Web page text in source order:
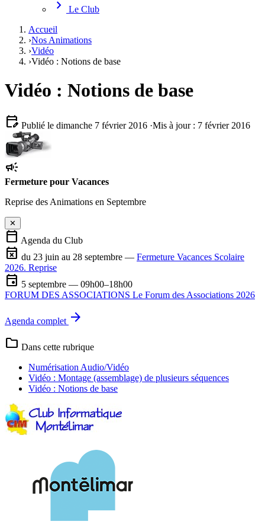
chevron_right
Le Club
Accueil
›Nos Animations
›Vidéo
›Vidéo : Notions de base
Vidéo : Notions de base
edit_calendar Publié le dimanche 7 février 2016 ·Mis à jour : 7 février 2016
campaign
Fermeture pour Vacances
Reprise des Animations en Septembre
✕
calendar_today Agenda du Club
event_busy du 23 juin au 28 septembre — Fermeture Vacances Scolaire
2026. Reprise
event 5 septembre — 09h00–18h00
FORUM DES ASSOCIATIONS Le Forum des Associations 2026
Agenda complet arrow_forward
folder Dans cette rubrique
Numérisation Audio/Vidéo
Vidéo : Montage (assemblage) de plusieurs séquences
Vidéo : Notions de base